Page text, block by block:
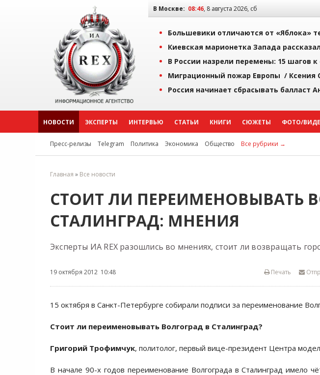
В Москве: 08:46, 8 августа 2026, сб
Большевики отличаются от «Яблока»
Киевская марионетка Запада
В России назрели перемены: 15 шагов
Миграционный пожар Европы / Ксения
Россия начинает сбрасывать балласт
НОВОСТИ ЭКСПЕРТЫ ИНТЕРВЬЮ СТАТЬИ КНИГИ СЮЖЕТЫ ФОТО/
Пресс-релизы Telegram Политика Экономика Общество Все рубрики →
Главная » Все новости
СТОИТ ЛИ ПЕРЕИМЕНОВЫВАТЬ
СТАЛИНГРАД: МНЕНИЯ
Эксперты ИА REX разошлись во мнениях, стоит ли возвращать
19 октября 2012 10:48 Печать
15 октября в Санкт-Петербурге собирали подписи за переименование
Стоит ли переименовывать Волгоград в Сталинград?
Григорий Трофимчук, политолог, первый вице-президент Центра
В начале 90-х годов переименование Волгограда в Сталинград имело